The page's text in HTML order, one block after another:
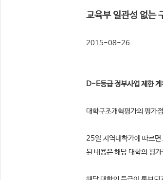
교육부 일관성 없는
2015-08-
D-E등급 정부사업 제한
대학구조개혁평가의 평가
25일 지역대학가에 따르면
된 내용은 해당 대학의 평